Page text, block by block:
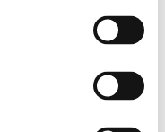
Vollständiges